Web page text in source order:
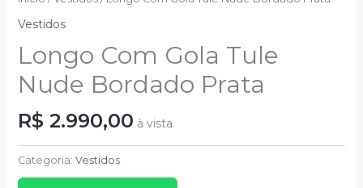
Vestidos
Longo Com Gola Tule
Nude Bordado Prata
R$ 2.990,00 à vista
Longo
Com
Gola
Categoria: Vestidos